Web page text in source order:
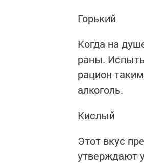
Горький
Когда на
раны.
рацион
алкоголь.
Кислый
Этот вкус
утверждают